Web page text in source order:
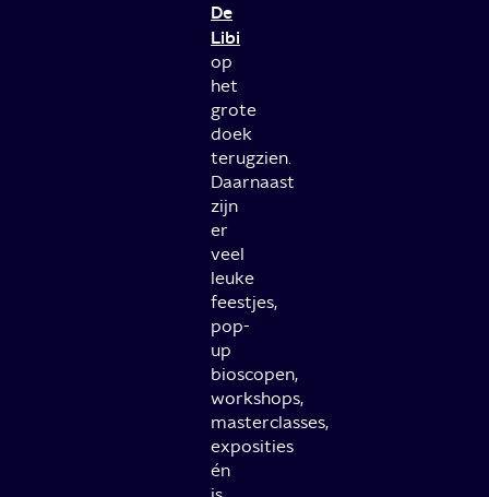
De
Libi
op
het
grote
doek
terugzien.
Daarnaast
zijn
er
veel
leuke
feestjes,
pop-
up
bioscopen,
workshops,
masterclasses,
exposities
én